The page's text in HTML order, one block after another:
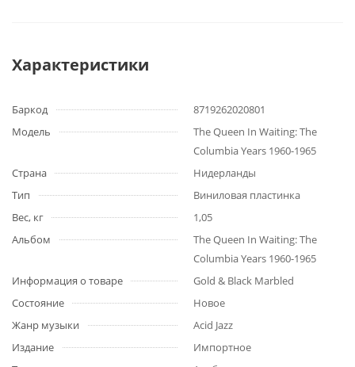
Характеристики
Баркод
8719262020801
Модель
The Queen In Waiting: The
Columbia Years 1960-1965
Страна
Нидерланды
Тип
Виниловая пластинка
Вес, кг
1,05
Альбом
The Queen In Waiting: The
Columbia Years 1960-1965
Информация о товаре
Gold & Black Marbled
Состояние
Новое
Жанр музыки
Acid Jazz
Издание
Импортное